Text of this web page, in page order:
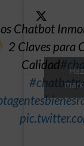
Chatbot
2 Claves para
Calidad